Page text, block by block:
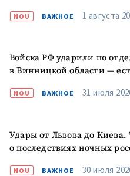
NOU ВАЖНОЕ 1 августа
Войска РФ ударили по
в Винницкой области —
NOU ВАЖНОЕ 31 июля
Удары от Львова до Киева.
о последствиях ночных
NOU ВАЖНОЕ 30 июля